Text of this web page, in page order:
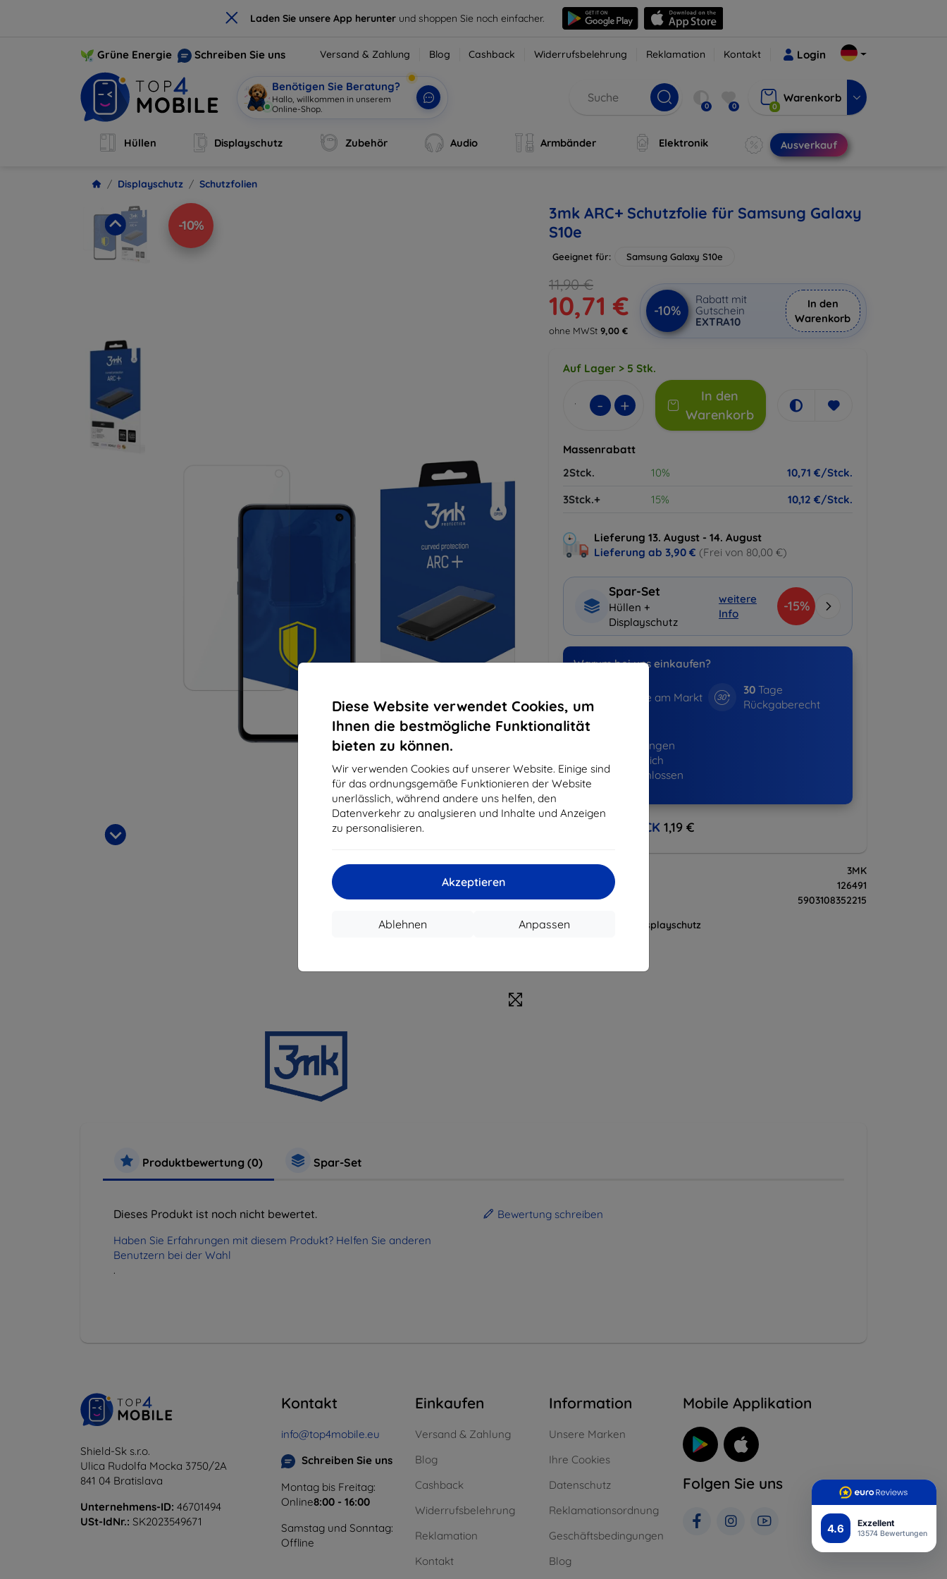
× Laden Sie unsere App herunter und shoppen Sie noch einfacher.
4.6 Exzellent
13574 Bewertungen
Diese Website verwendet Cookies, um
Ihnen die bestmögliche Funktionalität
bieten zu können.
Wir verwenden Cookies auf unserer Website. Einige sind
für das ordnungsgemäße Funktionieren der Website
unerlässlich, während andere uns helfen, den
Datenverkehr zu analysieren und Inhalte und Anzeigen
zu personalisieren.
Akzeptieren
Anpassen
Ablehnen
Grüne Energie Schreiben Sie uns Versand & Zahlung Blog Cashback Widerrufsbelehrung Reklamation Kontakt Login
Benötigen Sie Beratung?
Hallo, willkommen in unserem
Online-Shop.
0 0 0
Warenkorb
Hüllen Displayschutz Zubehör Audio Armbänder Elektronik Ausverkauf
Displayschutz Schutzfolien
-10%
3mk ARC+ Schutzfolie für Samsung Galaxy
S10e
Geeignet für: Samsung Galaxy S10e
11,90 €
10,71 €
ohne MWSt 9,00 €
-10%
Rabatt mit
Gutschein
EXTRA10
In den
Warenkorb
Auf Lager > 5 Stk.
- +
In den
Warenkorb
Massenrabatt
2Stck.
10%
10,71 €/Stck.
3Stck.+
15% 10,12 €/Stck.
Lieferung 13. August - 14. August
Lieferung ab 3,90 € (Frei von 80,00 €)
Spar-Set
Hüllen +
Displayschutz
weitere
Info
-15%
Warum bei uns einkaufen?
Jahre am Markt
30Tage
Rückgaberecht
Bestellungen
erfolgreich
abgeschlossen
CASHBACK 1,19 €
3MK
Produktnummer
126491
EAN
5903108352215
Schutzfolien
Displayschutz
Produktbewertung (0) Spar-Set
Dieses Produkt ist noch nicht bewertet.
Haben Sie Erfahrungen mit diesem Produkt? Helfen Sie anderen
Benutzern bei der Wahl
.
Bewertung schreiben
Shield-Sk s.r.o.
Ulica Rudolfa Mocka 3750/2A
841 04 Bratislava
Unternehmens-ID: 46701494
USt-IdNr.: SK2023549671
Kontakt
info@top4mobile.eu
Schreiben Sie uns
Montag bis Freitag:
Online8:00 - 16:00
Samstag und Sonntag:
Offline
Einkaufen
Versand & Zahlung
Blog
Cashback
Widerrufsbelehrung
Reklamation
Kontakt
Information
Unsere Marken
Ihre Cookies
Datenschutz
Reklamationsordnung
Geschäftsbedingungen
Blog
Mobile Applikation
Folgen Sie uns